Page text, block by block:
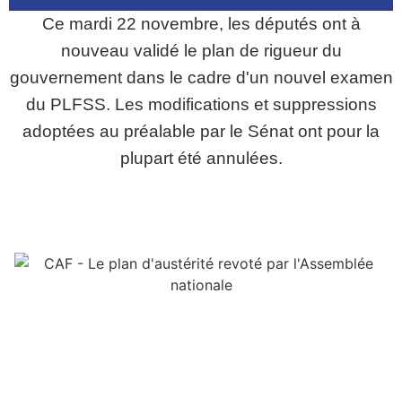
Ce mardi 22 novembre, les députés ont à
nouveau validé le plan de rigueur du
gouvernement dans le cadre d'un nouvel examen
du PLFSS. Les modifications et suppressions
adoptées au préalable par le Sénat ont pour la
plupart été annulées.